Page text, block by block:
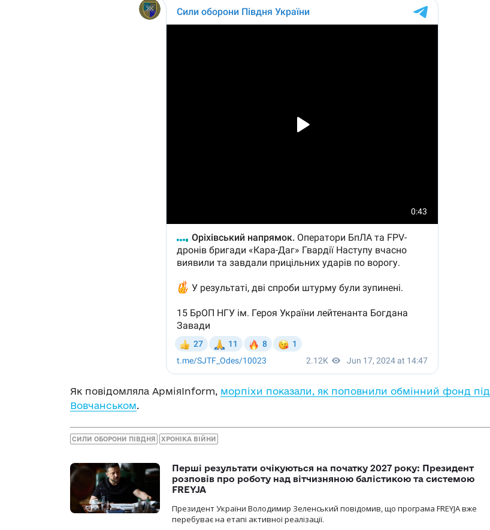
Як повідомляла АрміяInform, морпіхи показали, як поповнили обмінний фонд під
Вовчанськом.
СИЛИ ОБОРОНИ ПІВДНЯ ХРОНІКА ВІЙНИ
Перші результати очікуються на початку 2027 року: Президент
розповів про роботу над вітчизняною балістикою та системою
FREYJA
Президент України Володимир Зеленський повідомив, що програма FREYJA вже
перебуває на етапі активної реалізації.